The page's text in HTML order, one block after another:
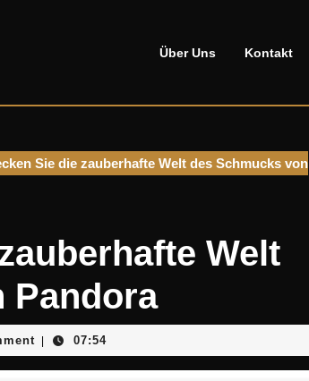
Über Uns Kontakt
Sie die zauberhafte Welt des Schmucks von
Welt
Pandora
07:54